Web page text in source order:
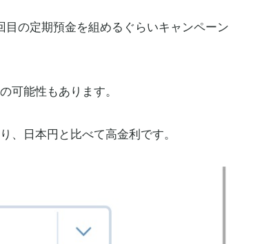
の定期預金を組めるぐらいキャンペーン
可能性もあります。
、日本円と比べて高金利 です。